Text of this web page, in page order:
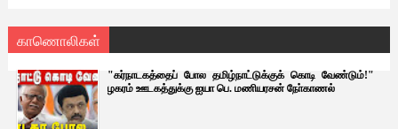
காணொலிகள்
"கர்நாடகத்தைப் போல தமிழ்நாட்டுக்குக் கொடி வேண்டும்!"
ழகரம் ஊடகத்துக்கு ஐயா பெ. மணியரசன் நோ்காணல்